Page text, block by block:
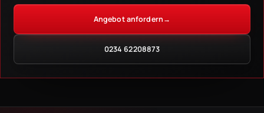
Angebot anfordern→
0234 62208873